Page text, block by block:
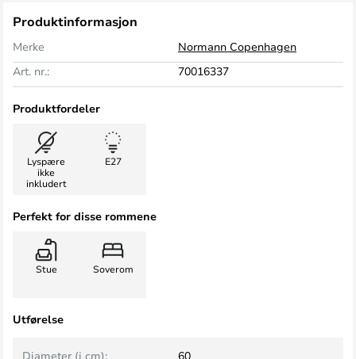
Produktinformasjon
Merke
Normann Copenhagen
Art. nr.:
70016337
Produktfordeler
Lyspære
ikke
inkludert
E27
Perfekt for disse rommene
Stue Soverom
Utførelse
Diameter (i cm): 60